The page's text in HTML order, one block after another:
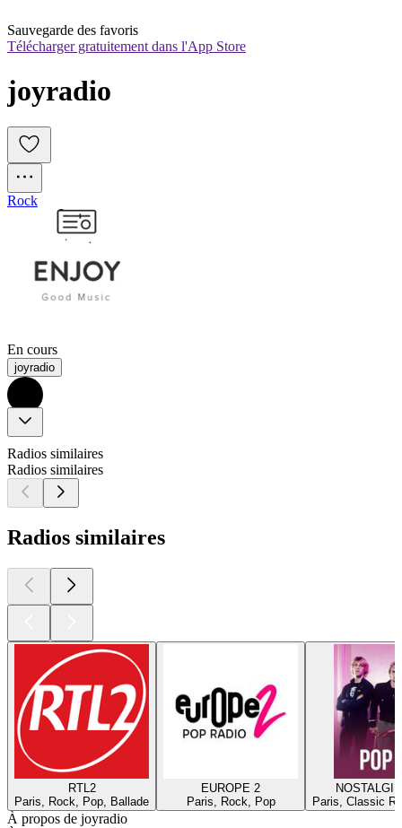
Sauvegarde des favoris
Télécharger gratuitement dans l'App Store
joyradio
Rock
En cours
joyradio
Radios similaires
Radios similaires
Radios similaires
RTL2
Paris, Rock, Pop, Ballade
EUROPE 2
Paris, Rock, Pop
Paris, Classic
À propos de joyradio